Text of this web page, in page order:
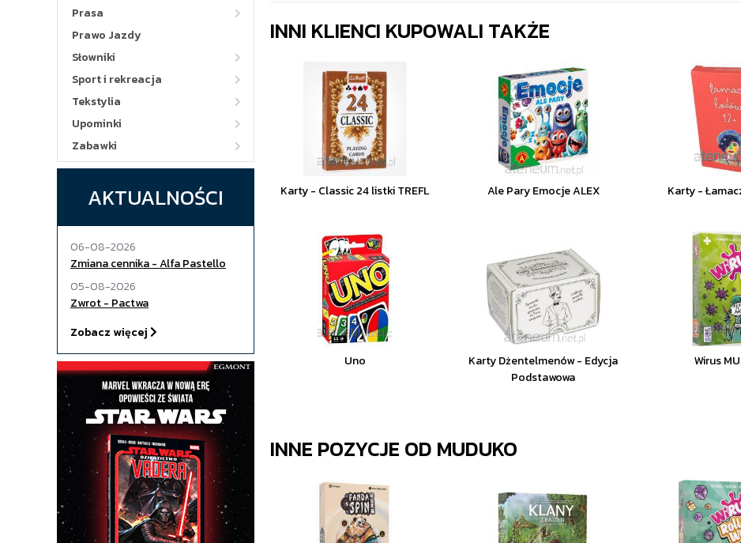
Prasa
Prawo Jazdy
Słowniki
Sport i rekreacja
Tekstylia
Upominki
Zabawki
AKTUALNOŚCI
06-08-2026
Zmiana cennika - Alfa Pastello
05-08-2026
Zwrot - Pactwa
Zobacz więcej
INNI KLIENCI KUPOWALI TAKŻE
Karty - Classic 24 listki TREFL Ale Pary Emocje ALEX Karty -
Uno
Karty Dżentelmenów - Edycja
Podstawowa
Wirus
INNE POZYCJE OD MUDUKO